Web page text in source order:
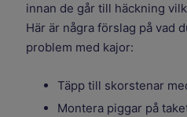
innan de går till häckning
Här är några förslag på vad
problem med kajor:
Täpp till skorstenar
Montera piggar på